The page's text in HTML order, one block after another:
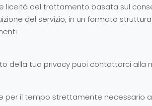
liceità del trattamento basata sul
del servizio, in un formato
della tua privacy puoi contattarci alla
il tempo strettamente necessario